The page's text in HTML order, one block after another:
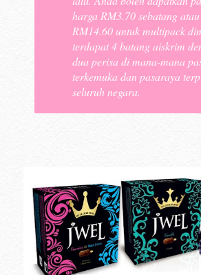
harga RM3.70 sebatang atau
RM14.60 untuk multipack
terdapat 4 batang aiskrim
dua perisa di mana-mana
terkemuka dan pasaraya
seluruh negara.